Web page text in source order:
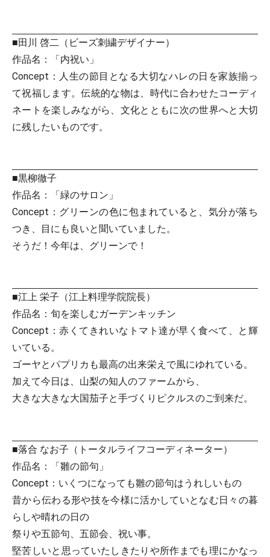
■田川 啓二（ビーズ刺繍デザイナー）
作品名：「内祝い」
Concept：人生の節目となる大切なハレの日を家族揃っ
て祝福します。伝統的な物は、時代に合わせたコーディ
ネートを楽しみながら、文化とともに次の世界へと大切
に残したいものです。
■黒柳徹子
作品名：「緑のサロン」
Concept：グリーンの色に包まれていると、気分が落ち
つき、目にも良いと聞いていました。
そうだ！今年は、グリーンで！
■江上 栄子（江上料理学院院長）
作品名：旬を楽しむガーデンキッチン
Concept：赤くてきれいなトマト達が早く食べて、と輝
いている。
ゴーヤとパプリカも最高の出来栄えで風にゆれている。
加えて今日は、山梨の知人のファームから、
大きな大きな大国茄子と手づくりピクルスのご到来だ。
■落合 なお子（トータルライフコーディネーター）
作品名：「雛の節句」
Concept：いくつになっても雛の節句はうれしいもの
昔から伝わる形や技を今様に活かしていとなむ日々の暮
らしや晴れの日の
祭りや五節句、五節会、祝い事。
堅苦しいと思っていたしきたりや所作までも理にかなっ